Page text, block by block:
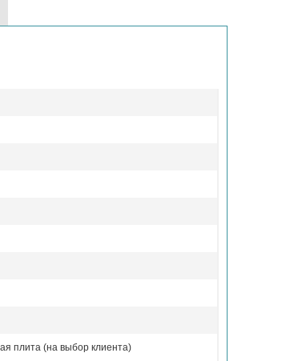
плита (на выбор клиента)